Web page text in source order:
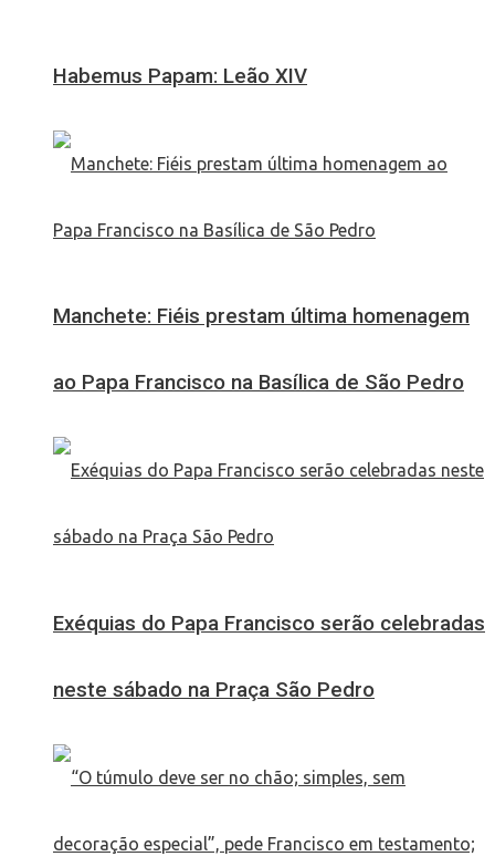
Habemus Papam: Leão XIV
Manchete: Fiéis prestam última homenagem
ao Papa Francisco na Basílica de São Pedro
Exéquias do Papa Francisco serão celebradas
neste sábado na Praça São Pedro